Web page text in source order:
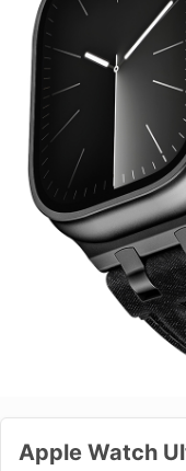
Apple Watch